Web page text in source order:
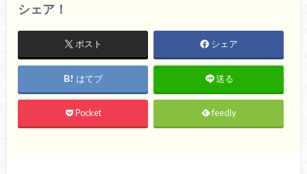
シェア！
ポスト シェア
はてブ 送る
Pocket feedly